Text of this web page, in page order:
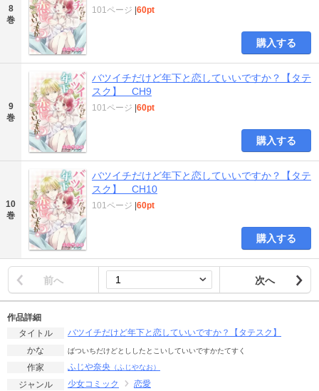
8
巻
101ページ |60pt
購入する
9
巻
バツイチだけど年下と恋していいですか？【タテ
スク】 CH9
101ページ |60pt
購入する
10
巻
バツイチだけど年下と恋していいですか？【タテ
スク】 CH10
101ページ |60pt
購入する
前へ 次へ
作品詳細
タイトル
バツイチだけど年下と恋していいですか？【タテスク】
かな
ばついちだけどとししたとこいしていいですかたてすく
作家 ふじや奈央 （ふじやなお）
ジャンル 少女コミック
恋愛